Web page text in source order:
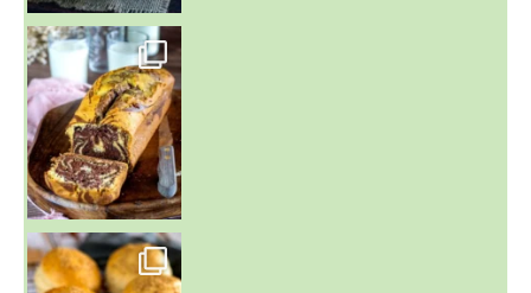
~ BUNS MAISON ~
Un peu de boulange par ici au